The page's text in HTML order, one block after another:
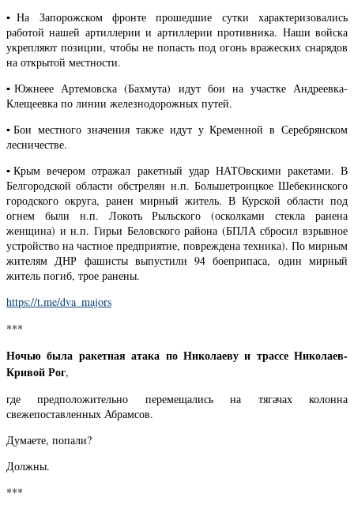
▪️На Запорожском фронте прошедшие сутки характеризовались
работой нашей артиллерии и артиллерии противника. Наши войска
укрепляют позиции, чтобы не попасть под огонь вражеских снарядов
на открытой местности.
▪️Южнеее Артемовска (Бахмута) идут бои на участке Андреевка-
Клещеевка по линии железнодорожных путей.
▪️Бои местного значения также идут у Кременной в Серебрянском
лесничестве.
▪️Крым вечером отражал ракетный удар НАТОвскими ракетами. В
Белгородской области обстрелян н.п. Большетроицкое Шебекинского
городского округа, ранен мирный житель. В Курской области под
огнем были н.п. Локоть Рыльского (осколками стекла ранена
женщина) и н.п. Гирьи Беловского района (БПЛА сбросил взрывное
устройство на частное предприятие, повреждена техника). По мирным
жителям ДНР фашисты выпустили 94 боеприпаса, один мирный
житель погиб, трое ранены.
https://t.me/dva_majors
***
Ночью была ракетная атака по Николаеву и трассе Николаев-
Кривой Рог,
где предположительно перемещались на тягачах колонна
свежепоставленных Абрамсов.
Думаете, попали?
Должны.
***